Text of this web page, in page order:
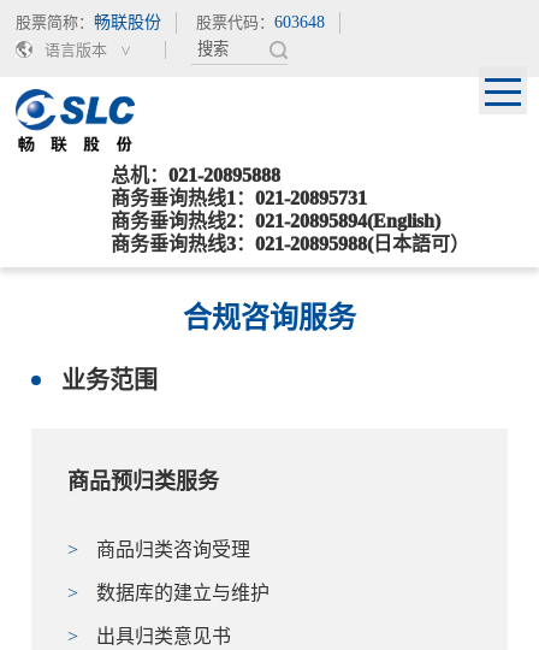
股票简称：畅联股份 股票代码：603648
语言版本
总机：021-20895888
商务垂询热线1：021-20895731
商务垂询热线2：021-20895894(English)
商务垂询热线3：021-20895988(日本語可）
当前位置：首页>服务行业>合规咨询服务
返回列表
合规咨询服务
业务范围
商品预归类服务
> 商品归类咨询受理
> 数据库的建立与维护
> 出具归类意见书